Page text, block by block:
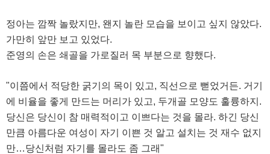
정아는 깜짝 놀랐지만, 왠지 놀란 모습을 보이고 싶지 않았다.
가만히 앞만 보고 있었다.
준영의 손은 쇄골을 가로질러 목 부분으로 향했다.
"이쯤에서 적당한 굵기의 목이 있고, 직선으로 뻗었거든. 거기
에 비율을 좋게 만드는 머리가 있고, 두개골 모양도 훌륭하지.
당신은 당신이 참 매력적이고 이쁘다는 것을 몰라. 하긴 당신
만큼 아름다운 여성이 자기 이쁜 것 알고 설치는 것 재수 없지
만…당신처럼 자기를 몰라도 좀 그래"